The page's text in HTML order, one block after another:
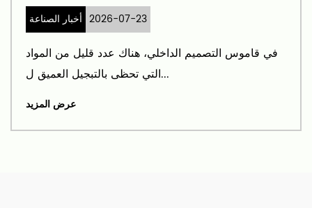
أخبار الصناعة 2026-07-23
في قاموس التصميم الداخلي، هناك عدد قليل من المواد
التي تحظى بالتبجيل العميق ل...
عرض المزيد